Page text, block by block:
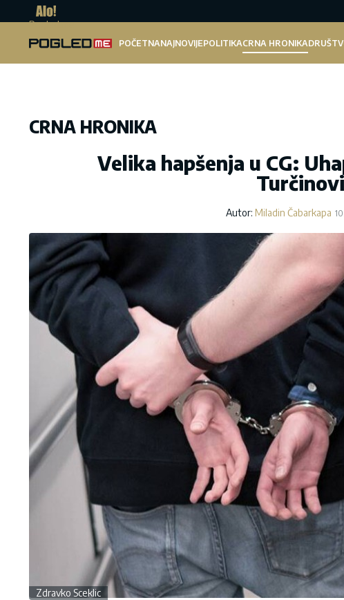
Pogled.me
POČETNANAJNOVIJEPOLITIKACRNA HRONIKA
CRNA HRONIKA
Velika hapšenja u CG:
Autor: Miladin Čabarkapa
Zdravko Sceklic